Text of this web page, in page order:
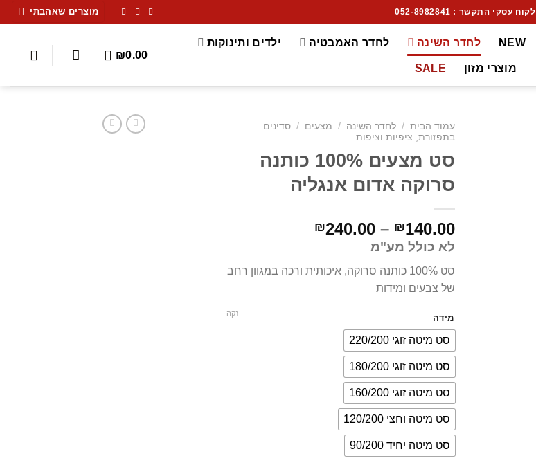
לקוח עסקי התקשר : 052-8982841 מוצרים שאהבתי
NEW לחדר השינה לחדר האמבטיה ילדים ותינוקות
מוצרי מזון SALE
₪0.00
עמוד הבית / לחדר השינה / מצעים / סדינים
בתפזורת, ציפיות וציפות
סט מצעים 100% כותנה
סרוקה אדום אנגליה
₪140.00
–
₪240.00
לא כולל מע"מ
סט 100% כותנה סרוקה, איכותית ורכה במגוון רחב
של צבעים ומידות
מידה
סט מיטה זוגי 220/200
סט מיטה זוגי 180/200
סט מיטה זוגי 160/200
סט מיטה וחצי 120/200
סט מיטה יחיד 90/200
נקה